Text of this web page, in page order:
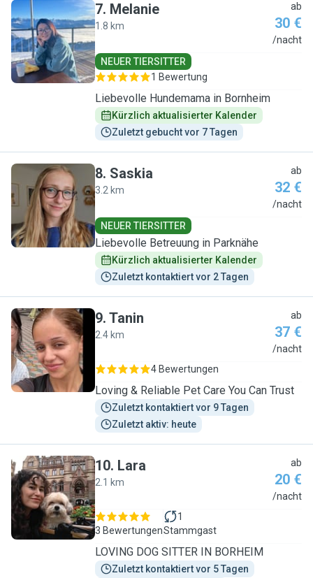
M
7. Melanie
1.8 km
ab
30 €
/nacht
NEUER TIERSITTER
1 Bewertung
Liebevolle Hundemama in Bornheim
Kürzlich aktualisierter Kalender
Zuletzt gebucht vor 7 Tagen
S
8. Saskia
3.2 km
ab
32 €
/nacht
NEUER TIERSITTER
Liebevolle Betreuung in Parknähe
Kürzlich aktualisierter Kalender
Zuletzt kontaktiert vor 2 Tagen
T
9. Tanin
2.4 km
ab
37 €
/nacht
4 Bewertungen
Loving & Reliable Pet Care You Can Trust
Zuletzt kontaktiert vor 9 Tagen
Zuletzt aktiv: heute
L
10. Lara
2.1 km
ab
20 €
/nacht
3 Bewertungen
1
Stammgast
LOVING DOG SITTER IN BORHEIM
Zuletzt kontaktiert vor 5 Tagen